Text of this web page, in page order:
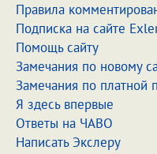
Правила
Подписка на сайте
Помощь сайту
Замечания по новому
Замечания по платной
Я здесь впервые
Ответы на ЧАВО
Написать Экслеру